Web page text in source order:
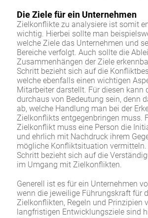
Die Ziele für ein Unternehmen
Zielkonflikte zu analysiere ist somit
wichtig. Hierbei sollte man
welche Ziele das Unternehmen und
Bereiche verfolgt. Auch sollte die
Zusammenhängen der Ziele
Schritt bezieht sich auf die
welche ebenfalls einen wichtigen
Mitarbeiter darstellt. Für diesen kann
durchaus von Bedeutung sein, denn
ab, welche Handlung man bei der
Zielkonflikts entgegenbringen muss.
Zielkonflikt muss eine Person die
und ehrlich mit Nachdruck ihrem
mögliche Konfliktsituation vermitteln.
Schritt bezieht sich auf die
im Umgang mit Zielkonflikten.
Generell ist es für ein Unternehmen
wenn die jeweilige Führungskraft für
Zielkonflikten, Regeln und Prinzipien
langfristigen Entwicklungsziele sind